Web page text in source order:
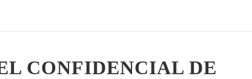
CONFIDENCIAL DE